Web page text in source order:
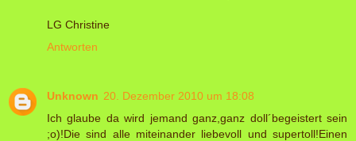
LG Christine
Antworten
Unknown 20. Dezember 2010 um 18:08
Ich glaube da wird jemand ganz,ganz doll´begeistert sein
;o)!Die sind alle miteinander liebevoll und supertoll!Einen